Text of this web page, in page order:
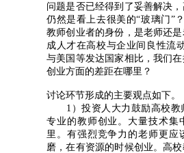
问题是否已经得到了妥善解决
仍然是看上去很美的“玻璃门”
教师创业者的身份，是老师还
成人才在高校与企业间良性流
与美国等发达国家相比，我们
创业方面的差距在哪里？
讨论环节形成的主要观点如下。
1）投资人大力鼓励高校教
专业的教师创业。大量技术集
里。有强烈竞争力的老师更应
磨，在有资源的时候创业。高